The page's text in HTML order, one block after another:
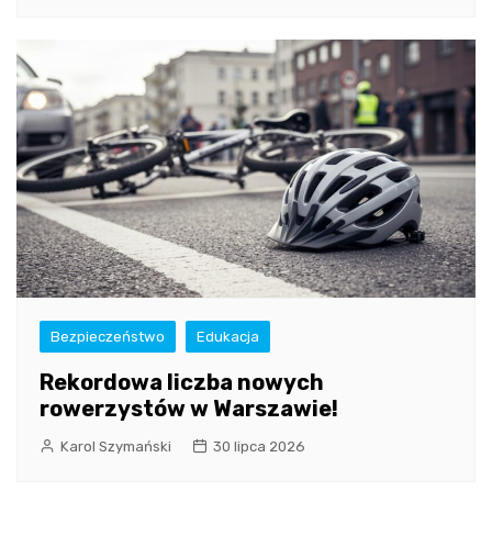
Bezpieczeństwo Edukacja
Rekordowa liczba nowych
rowerzystów w Warszawie!
Karol Szymański 30 lipca 2026